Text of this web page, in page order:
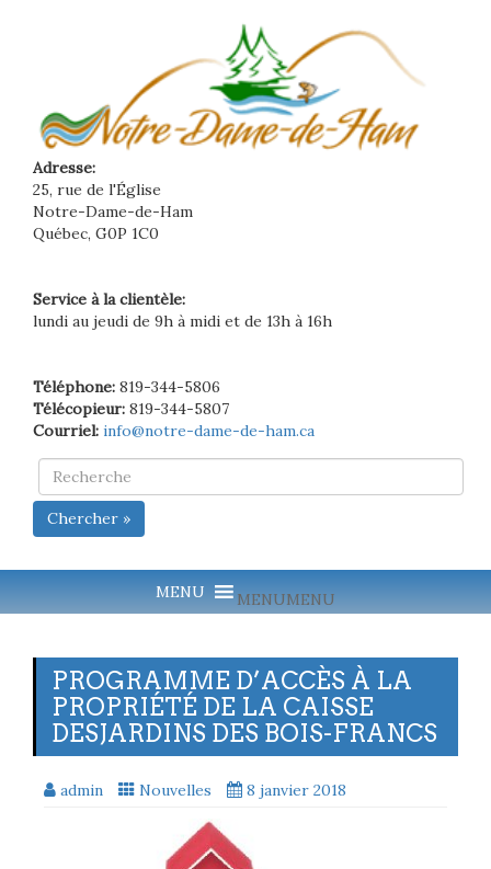
Adresse:
25, rue de l'Église
Notre-Dame-de-Ham
Québec, G0P 1C0
Service à la clientèle:
lundi au jeudi de 9h à midi et de 13h à 16h
Téléphone: 819-344-5806
Télécopieur: 819-344-5807
Courriel: info@notre-dame-de-ham.ca
Chercher »
MENUMENU
PROGRAMME D’ACCÈS À LA
PROPRIÉTÉ DE LA CAISSE
DESJARDINS DES BOIS-FRANCS
admin Nouvelles 8 janvier 2018